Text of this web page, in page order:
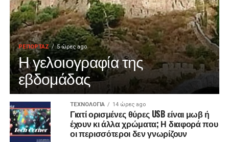
ΡΕΠΟΡΤΑΖ 5 ώρες ago
Η γελοιογραφία της
εβδομάδας
ΤΕΧΝΟΛΟΓΙΑ 14 ώρες ago
Γιατί ορισμένες θύρες USB είναι μωβ ή
έχουν κι άλλα χρώματα; Η διαφορά που
οι περισσότεροι δεν γνωρίζουν